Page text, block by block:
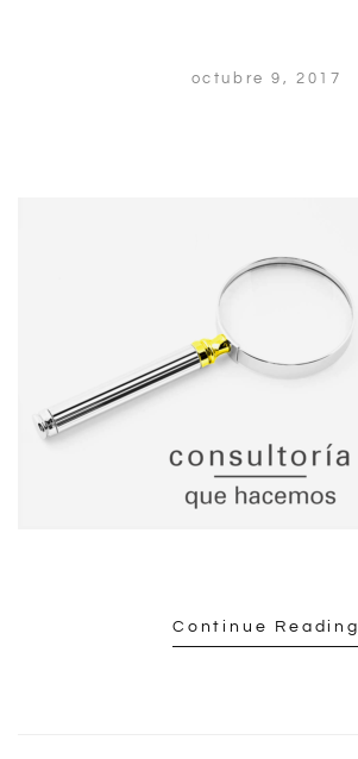
octubre 9, 2017
Continue Reading